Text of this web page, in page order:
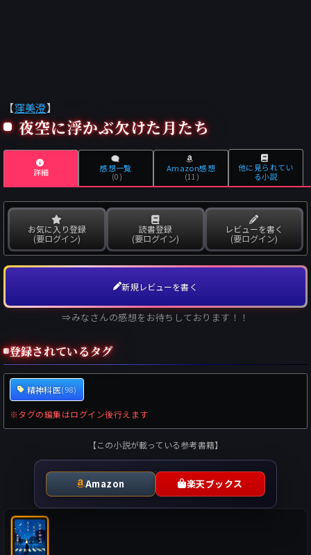
【窪美澄】
夜空に浮かぶ欠けた月たち
詳細 感想一覧
(0)
Amazon感想
(11)
他に見られてい
る小説
お気に入り登録
(要ログイン)
読書登録
(要ログイン)
レビューを書く
(要ログイン)
新規レビューを書く
⇒みなさんの感想をお待ちしております！！
登録されているタグ
精神科医(98)
※タグの編集はログイン後行えます
【この小説が載っている参考書籍】
Amazon 楽天ブックス